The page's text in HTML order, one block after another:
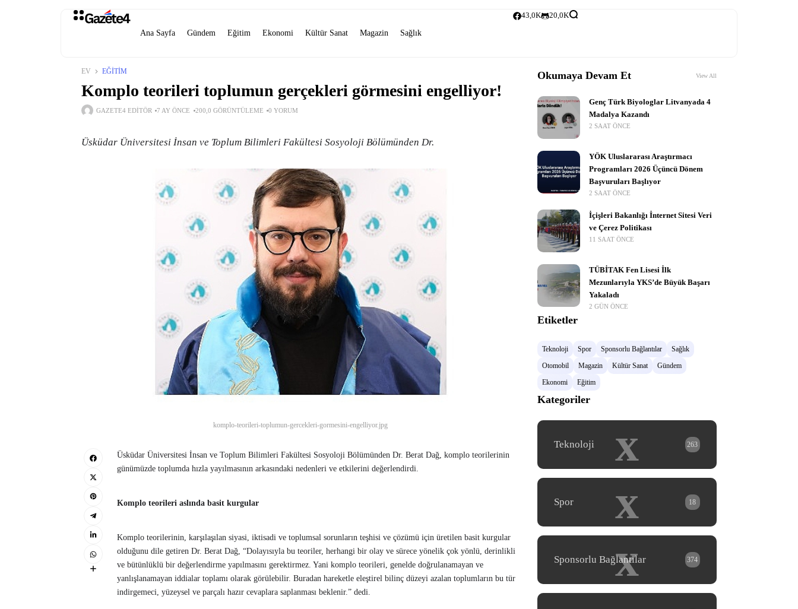
Ana Sayfa Gündem Eğitim Ekonomi Kültür Sanat Magazin Sağlık
43,0K 20,0K
EV EĞITIM
Komplo teorileri toplumun gerçekleri görmesini engelliyor!
GAZETE4 EDITÖR 7 AY ÖNCE 200,0 GÖRÜNTÜLEME 0 YORUM
Üsküdar Üniversitesi İnsan ve Toplum Bilimleri Fakültesi Sosyoloji Bölümünden Dr.
komplo-teorileri-toplumun-gercekleri-gormesini-engelliyor.jpg
Üsküdar Üniversitesi İnsan ve Toplum Bilimleri Fakültesi Sosyoloji Bölümünden Dr. Berat Dağ, komplo teorilerinin
günümüzde toplumda hızla yayılmasının arkasındaki nedenleri ve etkilerini değerlendirdi.
Komplo teorileri aslında basit kurgular
Komplo teorilerinin, karşılaşılan siyasi, iktisadi ve toplumsal sorunların teşhisi ve çözümü için üretilen basit kurgular
olduğunu dile getiren Dr. Berat Dağ, “Dolayısıyla bu teoriler, herhangi bir olay ve sürece yönelik çok yönlü, derinlikli
ve bütünlüklü bir değerlendirme yapılmasını gerektirmez. Yani komplo teorileri, genelde doğrulanamayan ve
yanlışlanamayan iddialar toplamı olarak görülebilir. Buradan hareketle eleştirel bilinç düzeyi azalan toplumların bu tür
indirgemeci, yüzeysel ve parçalı hazır cevaplara saplanması beklenir.” dedi.
Okumaya Devam Et View All
Genç Türk Biyologlar Litvanyada 4
Madalya Kazandı
2 SAAT ÖNCE
YÖK Uluslararası Araştırmacı
Programları 2026 Üçüncü Dönem
Başvuruları Başlıyor
2 SAAT ÖNCE
İçişleri Bakanlığı İnternet Sitesi Veri
ve Çerez Politikası
11 SAAT ÖNCE
TÜBİTAK Fen Lisesi İlk
Mezunlarıyla YKS’de Büyük Başarı
Yakaladı
2 GÜN ÖNCE
Etiketler
Teknoloji Spor Sponsorlu Bağlantılar
Sağlık
Otomobil
Magazin Kültür Sanat
Gündem
Ekonomi
Eğitim
Kategoriler
x
Teknoloji 263
x
Spor 18
x
Sponsorlu Bağlantılar 374